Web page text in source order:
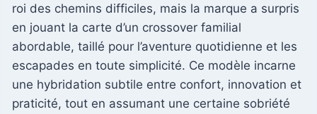
roi des chemins difficiles, mais la marque a surpris
en jouant la carte d’un crossover familial
abordable, taillé pour l’aventure quotidienne et les
escapades en toute simplicité. Ce modèle incarne
une hybridation subtile entre confort, innovation et
praticité, tout en assumant une certaine sobriété